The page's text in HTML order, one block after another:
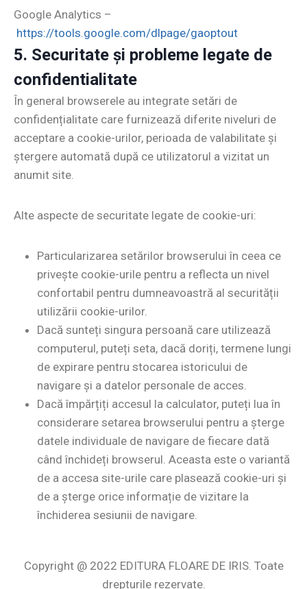
Google Analytics –
https://tools.google.com/dlpage/gaoptout
5. Securitate și probleme legate de
confidentialitate
În general browserele au integrate setări de
confidențialitate care furnizează diferite niveluri de
acceptare a cookie-urilor, perioada de valabilitate și
ștergere automată după ce utilizatorul a vizitat un
anumit site.
Alte aspecte de securitate legate de cookie-uri:
Particularizarea setărilor browserului în ceea ce
privește cookie-urile pentru a reflecta un nivel
confortabil pentru dumneavoastră al securității
utilizării cookie-urilor.
Dacă sunteți singura persoană care utilizează
computerul, puteți seta, dacă doriți, termene lungi
de expirare pentru stocarea istoricului de
navigare și a datelor personale de acces.
Dacă împărțiți accesul la calculator, puteți lua în
considerare setarea browserului pentru a șterge
datele individuale de navigare de fiecare dată
când închideți browserul. Aceasta este o variantă
de a accesa site-urile care plasează cookie-uri și
de a șterge orice informație de vizitare la
închiderea sesiunii de navigare.
Copyright @ 2022 EDITURA FLOARE DE IRIS. Toate
drepturile rezervate.